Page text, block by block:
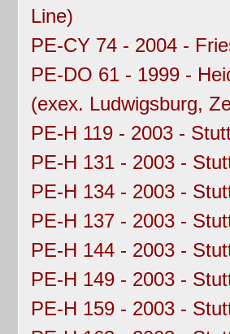
Line)
PE-CY 74 - 2004 -
PE-DO 61 - 1999 -
(exex. Ludwigsburg,
PE-H 119 - 2003 -
PE-H 131 - 2003 -
PE-H 134 - 2003 -
PE-H 137 - 2003 -
PE-H 144 - 2003 -
PE-H 149 - 2003 -
PE-H 159 - 2003 -